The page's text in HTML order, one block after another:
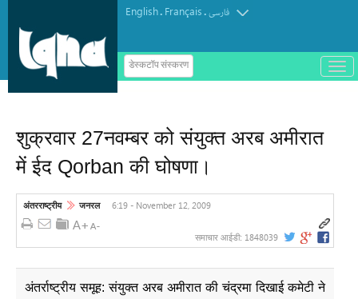
English. Français.فارسی
डेस्कटॉप संस्करण
ب
ا
शुक्रवार 27नवम्बर को संयुक्त अरब अमीरात
में ईद Qorban की घोषणा।
अंतरराष्ट्रीय जनरल 6:19 - November 12, 2009
समाचार आईडी: 1848039
अंतर्राष्ट्रीय समूह: संयुक्त अरब अमीरात की चंद्रमा दिखाई कमेटी ने